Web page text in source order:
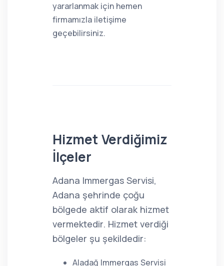
yararlanmak için hemen
firmamızla iletişime
geçebilirsiniz.
Hizmet Verdiğimiz
İlçeler
Adana Immergas Servisi,
Adana şehrinde çoğu
bölgede aktif olarak hizmet
vermektedir. Hizmet verdiği
bölgeler şu şekildedir:
Aladağ Immergas Servisi